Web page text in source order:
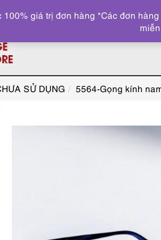
SỬ DỤNG 5564-Gọng kính
giá trị đơn hàng *Các đơn